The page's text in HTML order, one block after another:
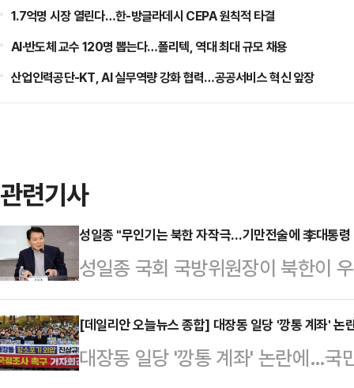
1.7억명 시장 열린다…한-방글라데시 CEPA 원칙적 타결
AI·반도체 교수 120명 뽑는다…폴리텍, 역대 최대 규모 채용
산업인력공단-KT, AI 실무역량 강화 협력…공공서비스 혁신 앞장
관련기사
성일종 "무인기는 북한 자작극…기만전술에 李대통
성일종 국회 국방위원장이 북한이
하는 사태는 북한의 자작극일 가능
과 엄정 수사를 운운하며 긴박하게
어가는 결과를 초래할 수 있다고
[데일리안 오늘뉴스 종합] 대장동 일당 '깡통 계좌'
대장동 일당 '깡통 계좌' 논란에…국